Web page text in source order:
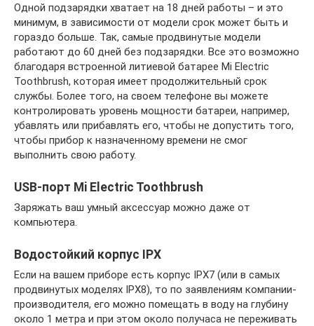
Одной подзарядки хватает на 18 дней работы – и это
минимум, в зависимости от модели срок может быть и
гораздо больше. Так, самые продвинутые модели
работают до 60 дней без подзарядки. Все это возможно
благодаря встроенной литиевой батарее Mi Electric
Toothbrush, которая имеет продолжительный срок
службы. Более того, на своем телефоне вы можете
контролировать уровень мощности батареи, например,
убавлять или прибавлять его, чтобы не допустить того,
чтобы прибор к назначенному времени не смог
выполнить свою работу.
USB-порт Mi Electric Toothbrush
Заряжать ваш умный аксессуар можно даже от
компьютера.
Водостойкий корпус IPX
Если на вашем приборе есть корпус IPX7 (или в самых
продвинутых моделях IPX8), то по заявлениям компании-
производителя, его можно помещать в воду на глубину
около 1 метра и при этом около получаса не переживать